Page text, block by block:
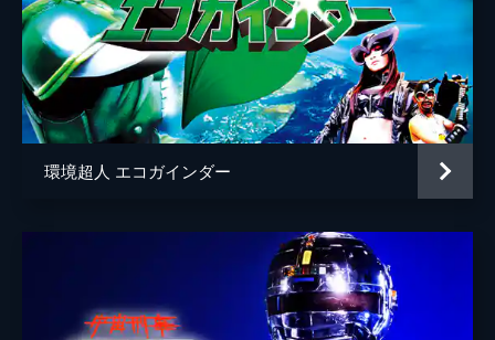
環境超人 エコガインダー